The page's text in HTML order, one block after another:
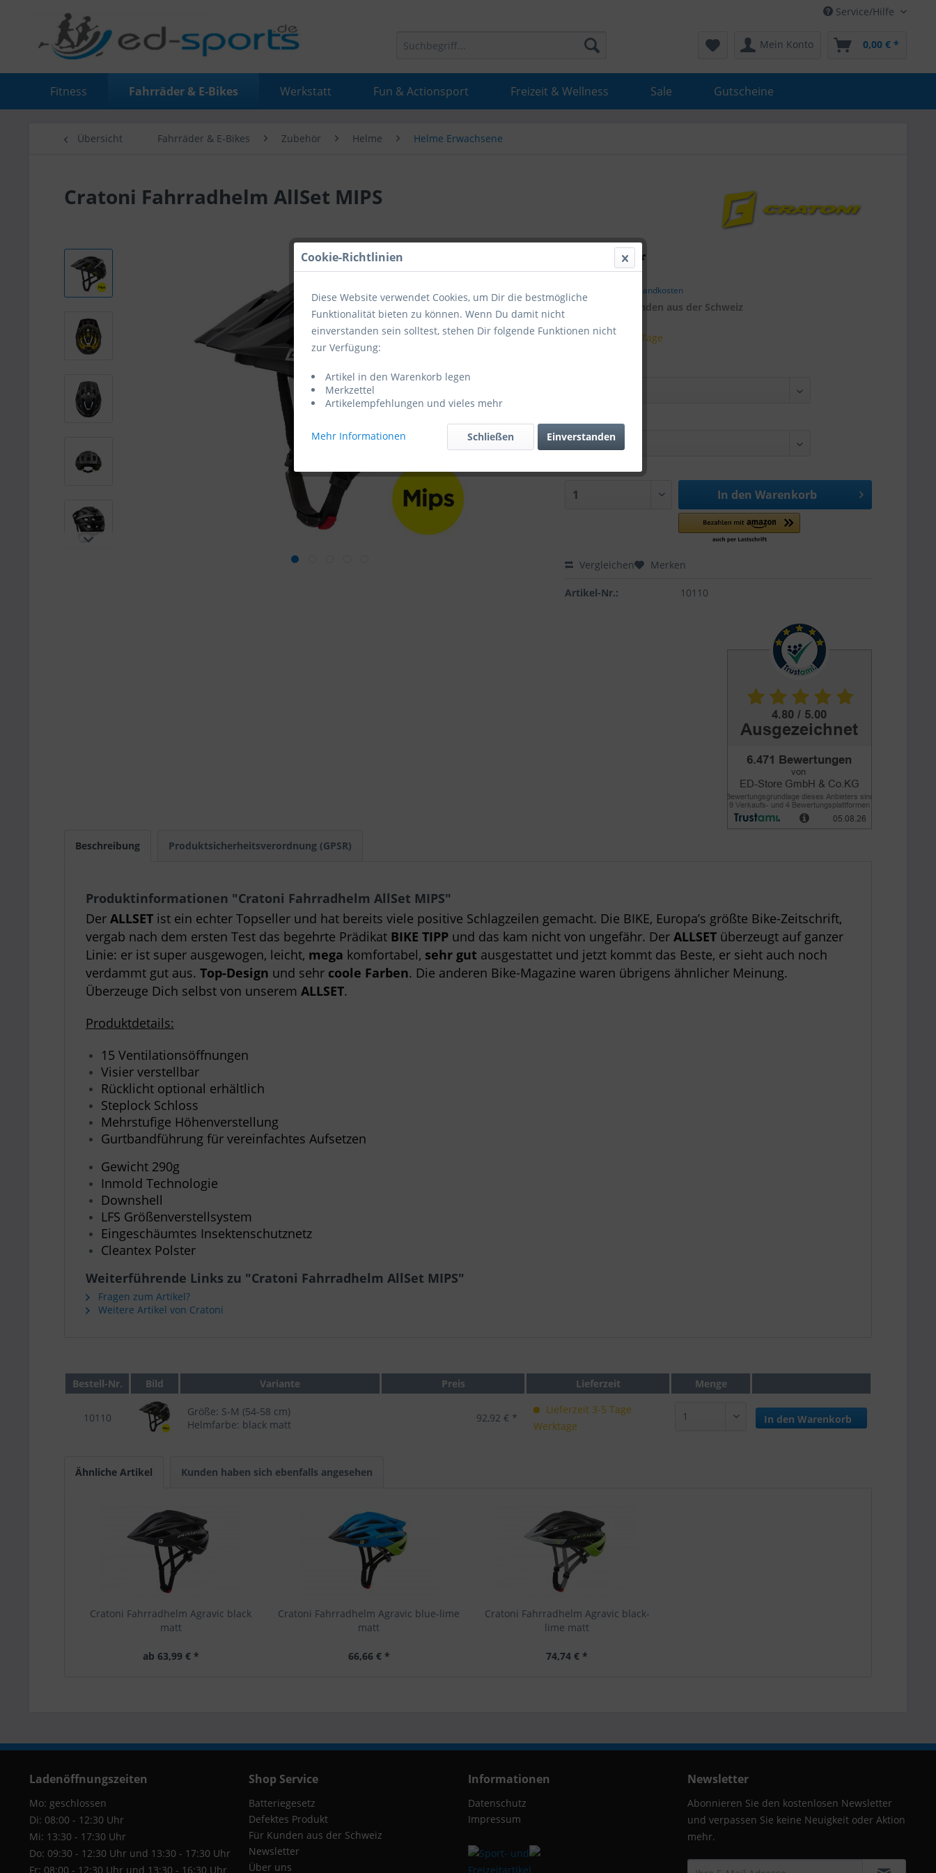
Service/Hilfe
Mein Konto 0,00 € *
Fitness Fahrräder & E-Bikes Werkstatt Fun & Actionsport Freizeit & Wellness Sale Gutscheine
Übersicht Fahrräder & E-Bikes Zubehör Helme Helme Erwachsene
Cratoni Fahrradhelm AllSet MIPS
92,92 € *
inkl. Versandkosten
Kunden aus der Schweiz
Lieferzeit 3-5 Tage
In den Warenkorb
Vergleichen Merken
Artikel-Nr.: 10110
Beschreibung Produktsicherheitsverordnung (GPSR)
Produktinformationen "Cratoni Fahrradhelm AllSet MIPS"
Der ALLSET ist ein echter Topseller und hat bereits viele positive Schlagzeilen gemacht. Die BIKE, Europa’s größte Bike-Zeitschrift,
vergab nach dem ersten Test das begehrte Prädikat BIKE TIPP und das kam nicht von ungefähr. Der ALLSET überzeugt auf ganzer
Linie: er ist super ausgewogen, leicht, mega komfortabel, sehr gut ausgestattet und jetzt kommt das Beste, er sieht auch noch
verdammt gut aus. Top-Design und sehr coole Farben. Die anderen Bike-Magazine waren übrigens ähnlicher Meinung.
Überzeuge Dich selbst von unserem ALLSET.
Produktdetails:
15 Ventilationsöffnungen
Visier verstellbar
Rücklicht optional erhältlich
Steplock Schloss
Mehrstufige Höhenverstellung
Gurtbandführung für vereinfachtes Aufsetzen
Gewicht 290g
Inmold Technologie
Downshell
LFS Größenverstellsystem
Eingeschäumtes Insektenschutznetz
Cleantex Polster
Weiterführende Links zu "Cratoni Fahrradhelm AllSet MIPS"
Fragen zum Artikel?
Weitere Artikel von Cratoni
Bestell-Nr. Bild Variante Preis Lieferzeit Menge
10110
Größe: S-M (54-58 cm)
Helmfarbe: black matt
92,92 € *
Lieferzeit 3-5 Tage
Werktage
In den Warenkorb
Ähnliche Artikel Kunden haben sich ebenfalls angesehen
Cratoni Fahrradhelm Agravic black
matt
ab 63,99 € *
Cratoni Fahrradhelm Agravic blue-lime
matt
66,66 € *
Cratoni Fahrradhelm Agravic black-
lime matt
74,74 € *
Ladenöffnungszeiten
Mo: geschlossen
Di: 08:00 - 12:30 Uhr
Mi: 13:30 - 17:30 Uhr
Do: 09:30 - 12:30 Uhr und 13:30 - 17:30 Uhr
Fr: 08:00 - 12:30 Uhr und 13:30 - 16:30 Uhr
Shop Service
Batteriegesetz
Defektes Produkt
Für Kunden aus der Schweiz
Newsletter
Über uns
Informationen
Datenschutz
Impressum
Newsletter
Abonnieren Sie den kostenlosen Newsletter
und verpassen Sie keine Neuigkeit oder Aktion
mehr.
Cookie-Richtlinien
Diese Website verwendet Cookies, um Dir die bestmögliche
Funktionalität bieten zu können. Wenn Du damit nicht
einverstanden sein solltest, stehen Dir folgende Funktionen nicht
zur Verfügung:
Artikel in den Warenkorb legen
Merkzettel
Artikelempfehlungen und vieles mehr
Mehr Informationen Einverstanden
Schließen